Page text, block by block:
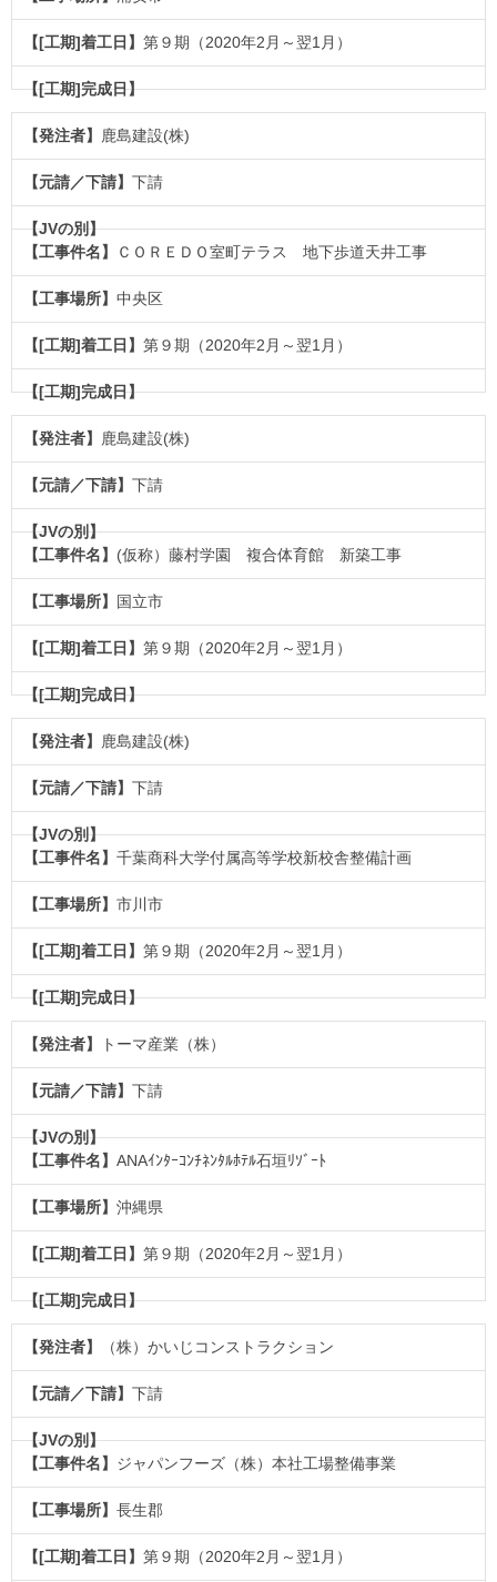
第９期（2020年2月～翌1月）
鹿島建設(株)
下請
ＣＯＲＥＤＯ室町テラス 地下歩道天井工事
中央区
第９期（2020年2月～翌1月）
鹿島建設(株)
下請
(仮称）藤村学園 複合体育館 新築工事
国立市
第９期（2020年2月～翌1月）
鹿島建設(株)
下請
千葉商科大学付属高等学校新校舎整備計画
市川市
第９期（2020年2月～翌1月）
トーマ産業（株）
下請
ANAｲﾝﾀｰｺﾝﾁﾈﾝﾀﾙﾎﾃﾙ石垣ﾘｿﾞｰﾄ
沖縄県
第９期（2020年2月～翌1月）
（株）かいじコンストラクション
下請
ジャパンフーズ（株）本社工場整備事業
長生郡
第９期（2020年2月～翌1月）